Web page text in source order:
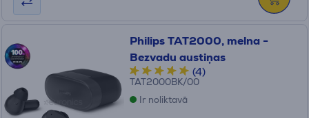
Philips TAT2000, melna -
Bezvadu austiņas
(4)
TAT2000BK/00
Ir noliktavā